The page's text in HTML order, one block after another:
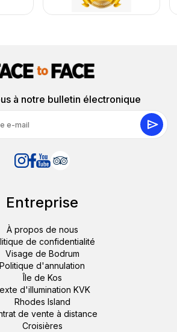
à notre bulletin électronique
Entreprise
À propos de nous
de confidentialité
Visage de Bodrum
Politique d'annulation
Île de Kos
d'illumination KVK
Rhodes Island
de vente à distance
Croisières